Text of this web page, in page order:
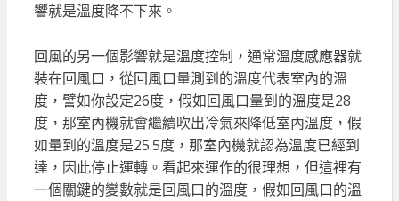
響就是溫度降不下來。
回風的另一個影響就是溫度控制，通常溫度感應器就
裝在回風口，從回風口量測到的溫度代表室內的溫
度，譬如你設定26度，假如回風口量到的溫度是28
度，那室內機就會繼續吹出冷氣來降低室內溫度，假
如量到的溫度是25.5度，那室內機就認為溫度已經到
達，因此停止運轉。看起來運作的很理想，但這裡有
一個關鍵的變數就是回風口的溫度，假如回風口的溫